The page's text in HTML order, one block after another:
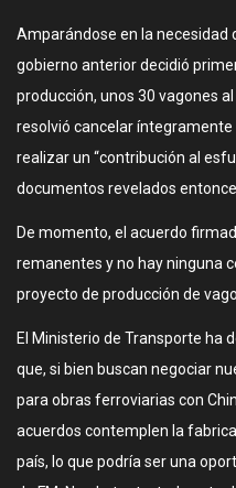
Amparándose en la necesidad
gobierno anterior decidió
producción, unos 30 vagones
resolvió cancelar
realizar un “contribución al
documentos revelados
De momento, el acuerdo
remanentes y no hay ninguna
proyecto de producción de
El Ministerio de Transporte ha
que, si bien buscan negociar
para obras ferroviarias con
acuerdos contemplen la
país, lo que podría ser una